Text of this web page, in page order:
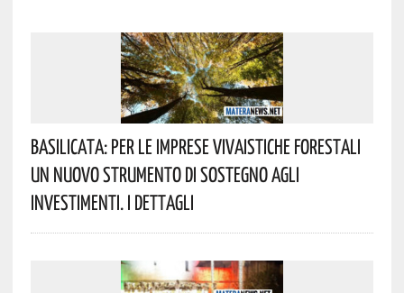
Basilicata: Per Le Imprese Vivaistiche Forestali
Un Nuovo Strumento Di Sostegno Agli
Investimenti. I Dettagli